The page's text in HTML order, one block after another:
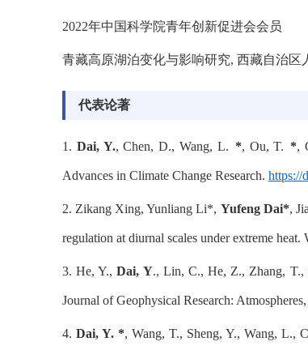
2022年中国科学院青年创新促进会会员
青藏高原湖泊变化与影响研究, 西藏自治区
代表论著
1. Dai, Y., Chen, D., Wang, L. *, Ou, T. *,
Advances in Climate Change Research. https://
2. Zikang Xing, Yunliang Li*, Yufeng Dai*,
regulation at diurnal scales under extreme heat.
3. He, Y.,Dai, Y., Lin, C., He, Z., Zhang, T.,
Journal of Geophysical Research:
4. Dai, Y. *, Wang, T., Sheng, Y., Wang, L.,